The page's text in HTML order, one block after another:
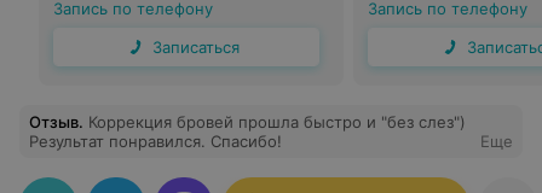
Запись по телефону
Записаться
Запись по телефону
Отзыв. Коррекция бровей прошла быстро и "без слез")
Результат понравился. Спасибо!
Еще